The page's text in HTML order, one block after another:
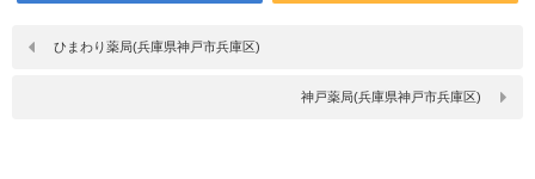
ひまわり薬局(兵庫県神戸市兵庫区)
神戸薬局(兵庫県神戸市兵庫区)